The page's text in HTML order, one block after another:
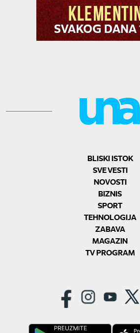
BLISKI ISTOK
SVE VESTI
NOVOSTI
BIZNIS
SPORT
TEHNOLOGIJA
ZABAVA
MAGAZIN
TV PROGRAM